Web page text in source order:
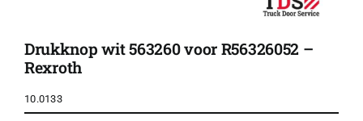
Drukknop wit 563260 voor R56326052 –
Rexroth
10.0133